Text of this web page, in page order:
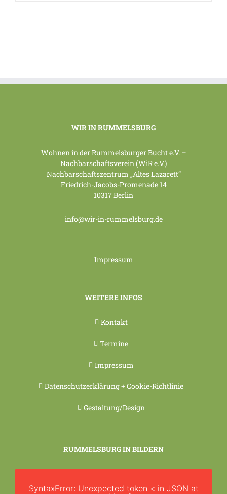
WIR IN RUMMELSBURG
Wohnen in der Rummelsburger Bucht e.V. –
Nachbarschaftsverein (WiR e.V.)
Nachbarschaftszentrum „Altes Lazarett“
Friedrich-Jacobs-Promenade 14
10317 Berlin
info@wir-in-rummelsburg.de
Impressum
WEITERE INFOS
Kontakt
Termine
Impressum
Datenschutzerklärung + Cookie-Richtlinie
Gestaltung/Design
RUMMELSBURG IN BILDERN
SyntaxError: Unexpected token < in JSON at